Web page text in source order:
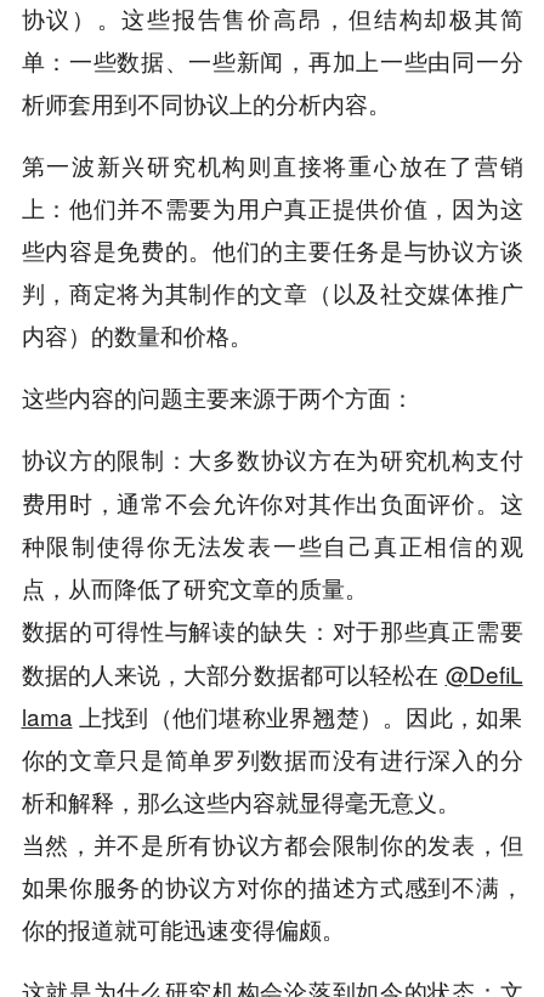
协议）。这些报告售价高昂，但结构却极其简
单：一些数据、一些新闻，再加上一些由同一分
析师套用到不同协议上的分析内容。
第一波新兴研究机构则直接将重心放在了营销
上：他们并不需要为用户真正提供价值，因为这
些内容是免费的。他们的主要任务是与协议方谈
判，商定将为其制作的文章（以及社交媒体推广
内容）的数量和价格。
这些内容的问题主要来源于两个方面：
协议方的限制： 大多数协议方在为研究机构支付
费用时，通常不会允许你对其作出负面评价。这
种限制使得你无法发表一些自己真正相信的观
点，从而降低了研究文章的质量。
数据的可得性与解读的缺失： 对于那些真正需要
数据的人来说，大部分数据都可以轻松在 @DefiL
lama 上找到（他们堪称业界翘楚）。因此，如果
你的文章只是简单罗列数据而没有进行深入的分
析和解释，那么这些内容就显得毫无意义。
当然，并不是所有协议方都会限制你的发表，但
如果你服务的协议方对你的描述方式感到不满，
你的报道就可能迅速变得偏颇。
这就是为什么研究机构会沦落到如今的状态：文